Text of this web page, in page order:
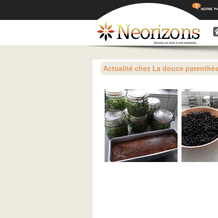
notre
Aller
Aller
Actualité chez La douce